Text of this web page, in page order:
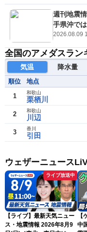
週刊地震
手県沖で
2026.08.09
全国のアメダスラン
気温 降水量
順位 地点
1 栗栖川
和歌山
2 川辺
和歌山
3 引田
香川
ウェザーニュース
ライブ放送中
【ライブ】最新天気ニュー
ス・地震情報 2026年8月9
中